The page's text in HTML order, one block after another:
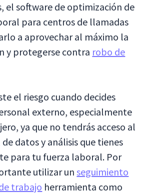
el software de optimización de
para centros de llamadas
a aprovechar al máximo la
y protegerse contra robo de
el riesgo cuando decides
externo, especialmente
ya que no tendrás acceso al
datos y análisis que tienes
para tu fuerza laboral. Por
utilizar unseguimiento
trabajo herramienta como